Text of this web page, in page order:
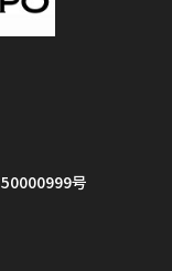
号